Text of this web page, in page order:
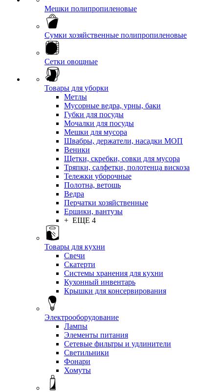
Мешки полипропиленовые
Сумки хозяйственные полипропиленовые
Сетки овощные
Товары для уборки
Метлы
Мусорные ведра, урны, баки
Губки для посуды
Мочалки для посуды
Мешки для мусора
Швабры, держатели, насадки МОП
Веники
Щетки, скребки, совки для мусора
Тряпки, салфетки, полотенца вискоза
Тележки уборочные
Полотна, ветошь
Ведра
Перчатки хозяйственные
Ершики, вантузы
+ ЕЩЕ 4
Товары для кухни
Свечи
Скатерти
Системы хранения для кухни
Кухонный инвентарь
Крышки для консервирования
Электрооборудование
Лампы
Элементы питания
Сетевые фильтры и удлинители
Светильники
Фонари
Хомуты